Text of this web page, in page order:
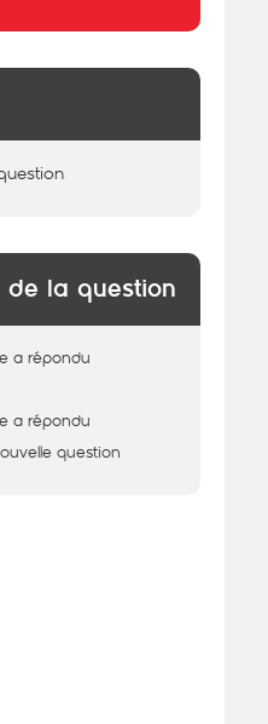
de la question
a répondu
a répondu
question